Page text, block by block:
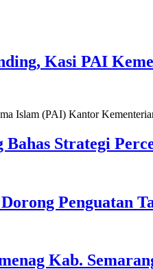
Kasi PAI
Islam (PAI) Kantor
Bahas Strategi
Penguatan
Kab.